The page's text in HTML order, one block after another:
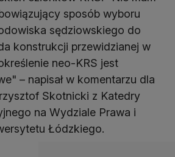
sposób wyboru
sędziowskiego do
konstrukcji przewidzianej w
neo-KRS jest
– napisał w komentarzu dla
Skotnicki z Katedry
na Wydziale Prawa i
Łódzkiego.